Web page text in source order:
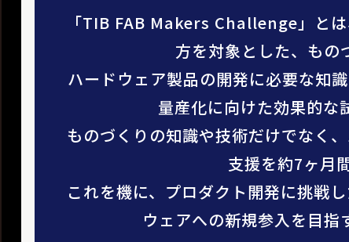
「TIB FAB Makers Challenge」と
方を対象とした、もの
ハードウェア製品の開発に必要な知
量産化に向けた効果的な
ものづくりの知識や技術だけでなく
支援を約7ヶ月
これを機に、プロダクト開発に挑戦
ウェアへの新規参入を目指